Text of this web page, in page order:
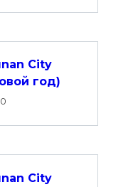
City
год)
City